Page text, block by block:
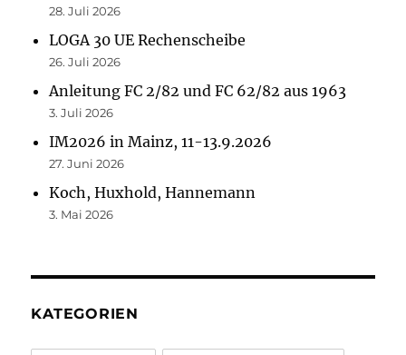
28. Juli 2026
LOGA 30 UE Rechenscheibe
26. Juli 2026
Anleitung FC 2/82 und FC 62/82 aus 1963
3. Juli 2026
IM2026 in Mainz, 11-13.9.2026
27. Juni 2026
Koch, Huxhold, Hannemann
3. Mai 2026
KATEGORIEN